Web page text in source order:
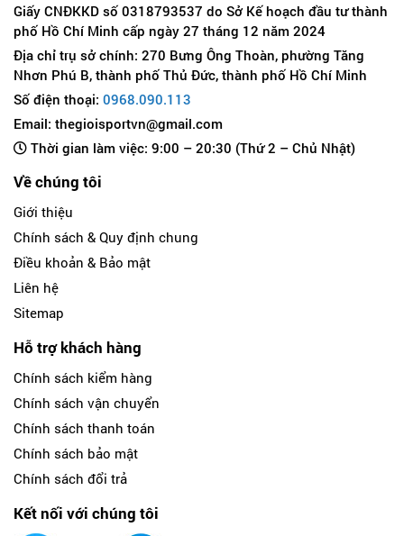
Giấy CNĐKKD số 0318793537 do Sở Kế hoạch đầu tư thành
phố Hồ Chí Minh cấp ngày 27 tháng 12 năm 2024
Địa chỉ trụ sở chính: 270 Bưng Ông Thoàn, phường Tăng
Nhơn Phú B, thành phố Thủ Đức, thành phố Hồ Chí Minh
Số điện thoại: 0968.090.113
Email: thegioisportvn@gmail.com
Thời gian làm việc: 9:00 – 20:30 (Thứ 2 – Chủ Nhật)
Về chúng tôi
Giới thiệu
Chính sách & Quy định chung
Điều khoản & Bảo mật
Liên hệ
Sitemap
Hỗ trợ khách hàng
Chính sách kiểm hàng
Chính sách vận chuyển
Chính sách thanh toán
Chính sách bảo mật
Chính sách đổi trả
Kết nối với chúng tôi